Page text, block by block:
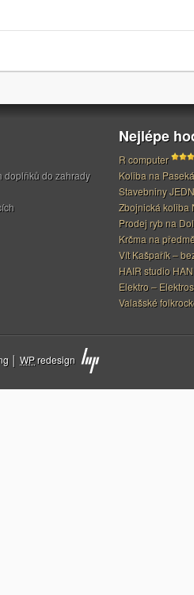
doplňků do zahrady
Nejlépe
R computer
Koliba na
Stavebniny
Zbojnická koliba
Prodej ryb na
Krčma na
Vít Kašpařík –
HAIR studio
Elektro –
Valašské
│ WPredesign